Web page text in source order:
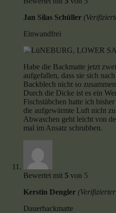
Jan Silas Schüller
Einwandfrei
Habe die Backmatte jetzt
aufgefallen, dass sie sich
Backblech nicht so
Durch die Dicke ist es ein
Fischstäbchen hatte ich
die aufgewärmte Luft nicht
Abwaschen geht leicht von
mal im Ansatz schrubben.
Bewertet mit 5 von 5
Kerstin Dengler
Dauerbackmatte